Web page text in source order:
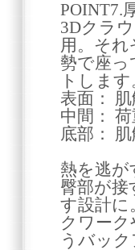
POINT7.
3Dクラ
用。そ
勢で座っ
トします
表面：
中間：
底部：
熱を逃が
臀部が接
す設計に
クワー
うバック